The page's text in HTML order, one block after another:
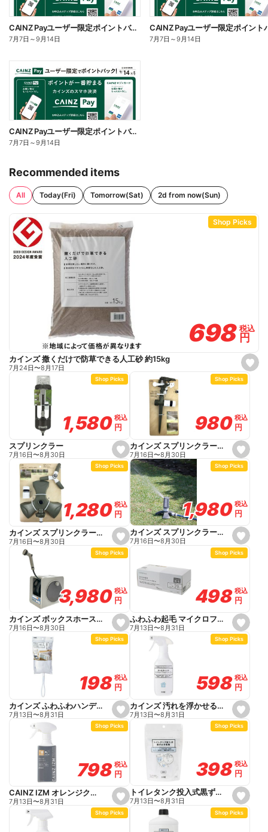
CAINZ Payユーザー限定ポイントバック!_サイクル
7月7日 ～9月14日 7月7日 ～9月14日
CAINZ Payユーザー限定ポイントバック!_DIY
7月7日 ～9月14日
Recommended items
All Today(Fri) Tomorrow(Sat) 2d from now(Sun)
s
e
Shop Picks
698
698税込
税込
円
円
カインズ 撒くだけで防草できる人工砂 約15kg
7月24日〜8月17日
s
e
t
o
r
i
e
Shop Picks
1,580
1,580税込
税込
円
円
スプリンクラー
7月16日〜8月30日
s
e
t
o
r
i
e
Shop Picks
980
980 税込
税込
円
円
カインズ スプリンクラー インパクト
7月16日〜8月30日
s
e
t
o
r
i
e
Shop Picks
1,280
1,280税込
税込
円
円
カインズ スプリンクラーラウンド
7月16日〜8月30日
s
e
t
o
r
i
e
Shop Picks
1,980
1,980 税込
税込
円
円
カインズ スプリンクラータワーガタ
7月16日〜8月30日
s
e
t
o
r
i
e
Shop Picks
3,980
3,980税込
税込
円
円
カインズ ボックスホース付きリール 長さ20m
7月16日〜8月30日
s
e
t
o
r
i
e
Shop Picks
498
498 税込
税込
円
円
ふわふわ起毛 マイクロファイバークロス 20×29cm 15枚入り
7月13日〜8月31日
s
e
t
o
r
i
e
Shop Picks
198
198税込
税込
円
円
カインズ ふわふわハンディーダスター 本体1個+替え2枚入
7月13日〜8月31日
s
e
t
o
r
i
e
Shop Picks
598
598 税込
税込
円
円
カインズ 汚れを浮かせるマイクロバブルクリーナー 400ml
7月13日〜8月31日
s
e
t
Shop Picks
798
798税込
税込
円
円
CAINZ IZM オレンジクリーナー 280ml
7月13日〜8月31日
s
e
t
Shop Picks
398
398 税込
税込
円
円
トイレタンク投入式黒ずみ予防剤
7月13日〜8月31日
Shop Picks Shop Picks